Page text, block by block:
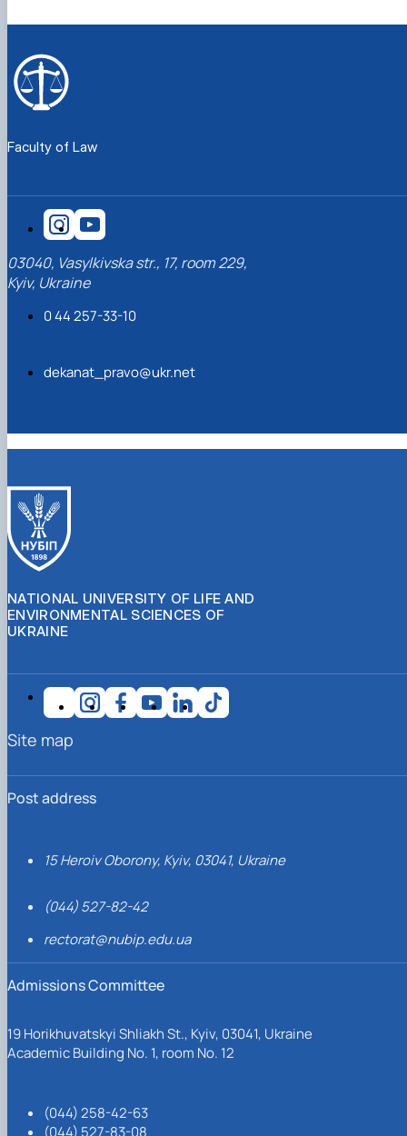
Faculty of Law
03040, Vasylkivska str., 17, room 229,
Kyiv, Ukraine
0 44 257-33-10
dekanat_pravo@ukr.net
NATIONAL UNIVERSITY OF LIFE AND
ENVIRONMENTAL SCIENCES OF
UKRAINE
Post address
15 Heroiv Oborony, Kyiv, 03041, Ukraine
(044) 527-82-42
rectorat@nubip.edu.ua
Admissions Committee
19 Horikhuvatskyi Shliakh St., Kyiv, 03041, Ukraine
Academic Building No. 1, room No. 12
(044) 258-42-63
(044) 527-83-08
Site map